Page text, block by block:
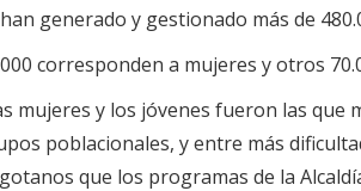
generado y gestionado más de
corresponden a mujeres y otros
mujeres y los jóvenes fueron las
poblacionales, y entre más
que los programas de la